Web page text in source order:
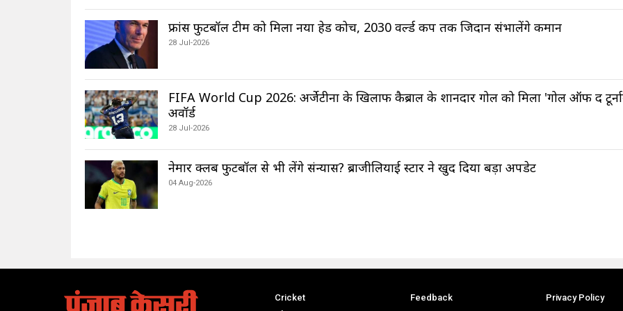
फ्रांस फुटबॉल टीम को मिला नया हेड कोच, 2030 वर्ल्ड कप तक जिदान संभालेंगे कमान
28 Jul-2026
FIFA World Cup 2026: अर्जेटीना के खिलाफ कैब्राल के शानदार गोल को मिला 'गोल ऑफ द
अवॉर्ड
28 Jul-2026
नेमार क्लब फुटबॉल से भी लेंगे संन्यास? ब्राजीलियाई स्टार ने खुद दिया बड़ा अपडेट
04 Aug-2026
Cricket
Feedback
Privacy Policy